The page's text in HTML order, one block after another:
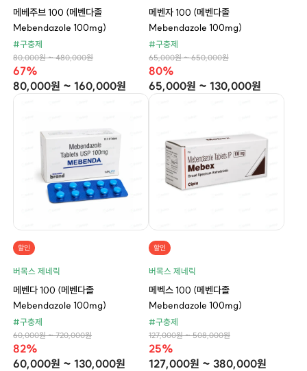
메베주브 100 (메벤다졸
Mebendazole 100mg)
#구충제
80,000원 ~ 480,000원
67%
80,000원 ~ 160,000원
메벤자 100 (메벤다졸
Mebendazole 100mg)
#구충제
65,000원 ~ 650,000원
80%
65,000원 ~ 130,000원
할인
버목스 제네릭
메벤다 100 (메벤다졸
Mebendazole 100mg)
#구충제
60,000원 ~ 720,000원
82%
60,000원 ~ 130,000원
할인
버목스 제네릭
메벡스 100 (메벤다졸
Mebendazole 100mg)
#구충제
127,000원 ~ 508,000원
25%
127,000원 ~ 380,000원